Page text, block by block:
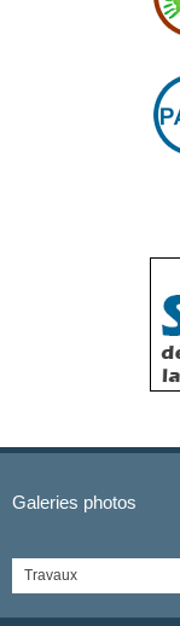
Galeries photos
Travaux